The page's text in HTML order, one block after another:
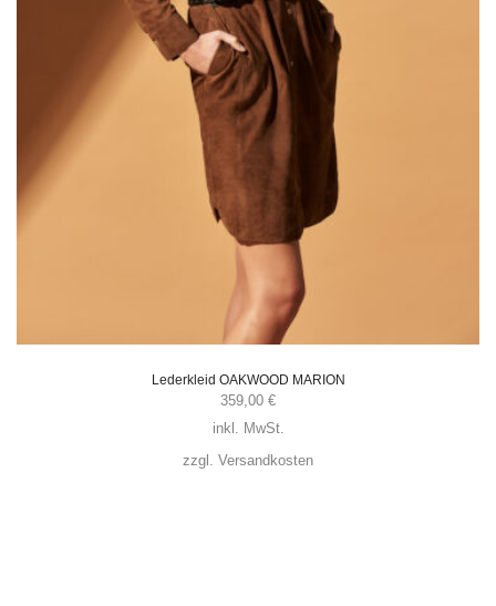
Lederkleid OAKWOOD MARION
359,00 €
inkl. MwSt.
zzgl. Versandkosten